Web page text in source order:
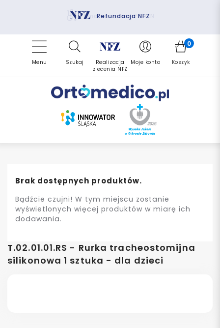
Darmowa dostawa
Pomoc fizjoterapeuty
Finansowanie PFRON
Refundacja NFZ
Zrealizuj zlecenie ponownie
Menu Szukaj
Realizacja
zlecenia NFZ
Moje konto
0
Koszyk
T.02.01.01.RS - Rurka tracheostomijna
silikonowa 1 sztuka - dla dzieci
Brak dostępnych produktów.
Bądźcie czujni! W tym miejscu zostanie
wyświetlonych więcej produktów w miarę ich
dodawania.